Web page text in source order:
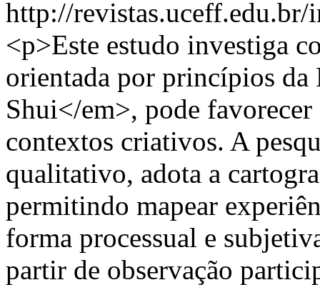
http://
<p>Este estudo investiga
orientada por princípios da
Shui</em>, pode
contextos criativos. A
qualitativo, adota a
permitindo mapear
forma processual e
partir de observação